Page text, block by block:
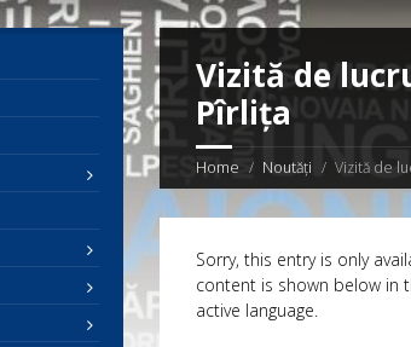
Vizită de
Pîrlița
Home Noutăți Vizită de
Sorry, this entry is only
content is shown below in
active language.